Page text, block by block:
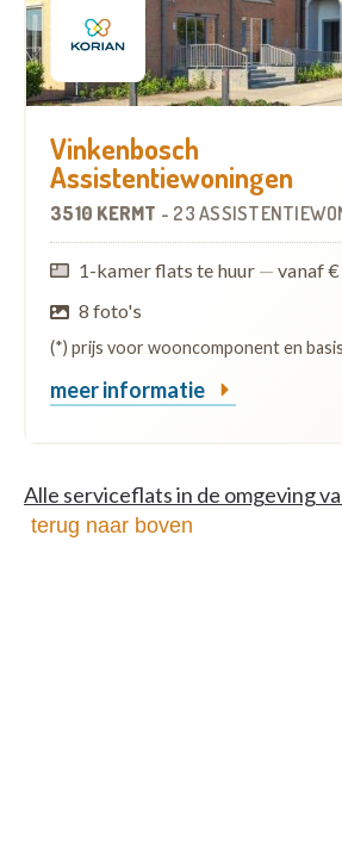
Vinkenbosch
Assistentiewoningen
3510 KERMT - 23
1-kamer flats te huur — vanaf
8 foto's
(*) prijs voor wooncomponent en
meer informatie
Alle serviceflats in de omgeving
terug naar boven